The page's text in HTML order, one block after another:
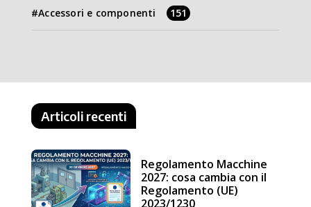
Accessori e componenti 151
Articoli recenti
Regolamento Macchine
2027: cosa cambia con il
Regolamento (UE)
2023/1230